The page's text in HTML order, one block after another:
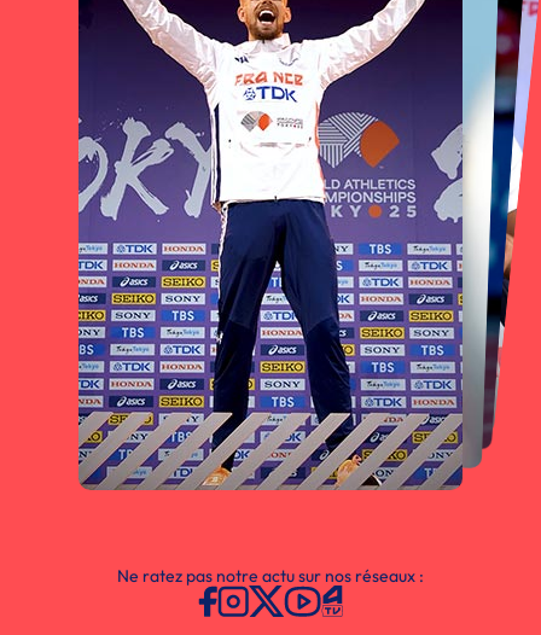
Ne ratez pas notre actu sur nos réseaux :